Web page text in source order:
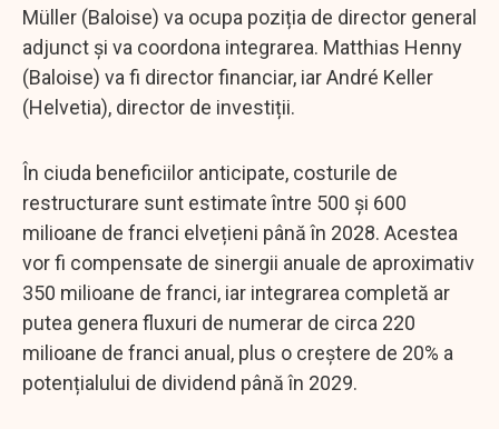
Müller (Baloise) va ocupa poziția de director general
adjunct și va coordona integrarea. Matthias Henny
(Baloise) va fi director financiar, iar André Keller
(Helvetia), director de investiții.
În ciuda beneficiilor anticipate, costurile de
restructurare sunt estimate între 500 și 600
milioane de franci elvețieni până în 2028. Acestea
vor fi compensate de sinergii anuale de aproximativ
350 milioane de franci, iar integrarea completă ar
putea genera fluxuri de numerar de circa 220
milioane de franci anual, plus o creștere de 20% a
potențialului de dividend până în 2029.